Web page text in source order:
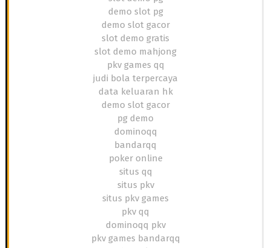
demo slot pg
demo slot gacor
slot demo gratis
slot demo mahjong
pkv games qq
judi bola terpercaya
data keluaran hk
demo slot gacor
pg demo
dominoqq
bandarqq
poker online
situs qq
situs pkv
situs pkv games
pkv qq
dominoqq pkv
pkv games bandarqq